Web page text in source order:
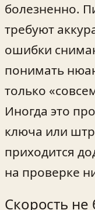
болезненно.
требуют
ошибки
понимать
только
Иногда это
ключа или
приходится
на проверке
Скорость не